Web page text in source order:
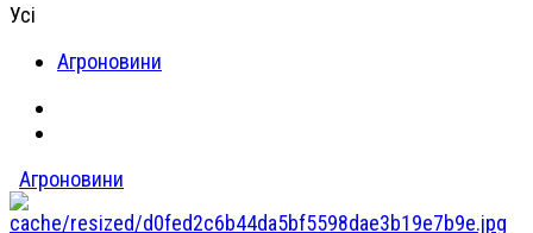
Усі
Агроновини
Агроновини